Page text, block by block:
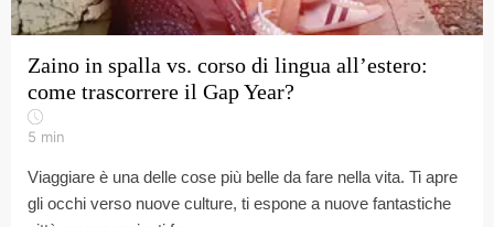
Zaino in spalla vs. corso di lingua all’estero:
come trascorrere il Gap Year?
5 min
Viaggiare è una delle cose più belle da fare nella vita. Ti apre
gli occhi verso nuove culture, ti espone a nuove fantastiche